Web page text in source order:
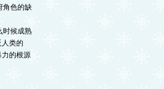
角色的缺
时候成熟
人类的
力的根源